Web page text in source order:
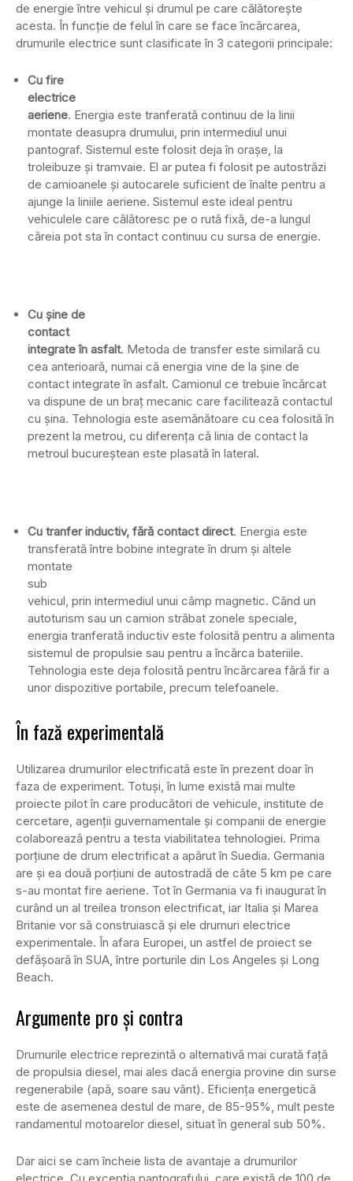
de energie între vehicul și drumul pe care călătorește
acesta. În funcție de felul în care se face încărcarea,
drumurile electrice sunt clasificate în 3 categorii principale:
Cu fire
electrice
aeriene. Energia este tranferată continuu de la linii
montate deasupra drumului, prin intermediul unui
pantograf. Sistemul este folosit deja în orașe, la
troleibuze și tramvaie. El ar putea fi folosit pe autostrăzi
de camioanele și autocarele suficient de înalte pentru a
ajunge la liniile aeriene. Sistemul este ideal pentru
vehiculele care călătoresc pe o rută fixă, de-a lungul
căreia pot sta în contact continuu cu sursa de energie.
Cu șine de
contact
integrate în asfalt. Metoda de transfer este similară cu
cea anterioară, numai că energia vine de la șine de
contact integrate în asfalt. Camionul ce trebuie încărcat
va dispune de un braț mecanic care facilitează contactul
cu șina. Tehnologia este asemănătoare cu cea folosită în
prezent la metrou, cu diferența că linia de contact la
metroul bucureștean este plasată în lateral.
Cu tranfer inductiv, fără contact direct. Energia este
transferată între bobine integrate în drum și altele
montate
sub
vehicul, prin intermediul unui câmp magnetic. Când un
autoturism sau un camion străbat zonele speciale,
energia tranferată inductiv este folosită pentru a alimenta
sistemul de propulsie sau pentru a încărca bateriile.
Tehnologia este deja folosită pentru încărcarea fără fir a
unor dispozitive portabile, precum telefoanele.
În fază experimentală
Utilizarea drumurilor electrificată este în prezent doar în
faza de experiment. Totuși, în lume există mai multe
proiecte pilot în care producători de vehicule, institute de
cercetare, agenții guvernamentale și companii de energie
colaborează pentru a testa viabilitatea tehnologiei. Prima
porțiune de drum electrificat a apărut în Suedia. Germania
are și ea două porțiuni de autostradă de câte 5 km pe care
s-au montat fire aeriene. Tot în Germania va fi inaugurat în
curând un al treilea tronson electrificat, iar Italia și Marea
Britanie vor să construiască și ele drumuri electrice
experimentale. În afara Europei, un astfel de proiect se
defășoară în SUA, între porturile din Los Angeles și Long
Beach.
Argumente pro și contra
Drumurile electrice reprezintă o alternativă mai curată față
de propulsia diesel, mai ales dacă energia provine din surse
regenerabile (apă, soare sau vânt). Eficiența energetică
este de asemenea destul de mare, de 85-95%, mult peste
randamentul motoarelor diesel, situat în general sub 50%.
Dar aici se cam încheie lista de avantaje a drumurilor